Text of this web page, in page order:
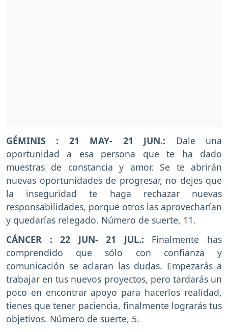
GÉMINIS : 21 MAY- 21 JUN.: Dale una
oportunidad a esa persona que te ha dado
muestras de constancia y amor. Se te abrirán
nuevas oportunidades de progresar, no dejes que
la inseguridad te haga rechazar nuevas
responsabilidades, porque otros las aprovecharían
y quedarías relegado. Número de suerte, 11.
CÁNCER : 22 JUN- 21 JUL.: Finalmente has
comprendido que sólo con confianza y
comunicación se aclaran las dudas. Empezarás a
trabajar en tus nuevos proyectos, pero tardarás un
poco en encontrar apoyo para hacerlos realidad,
tienes que tener paciencia, finalmente lograrás tus
objetivos. Número de suerte, 5.